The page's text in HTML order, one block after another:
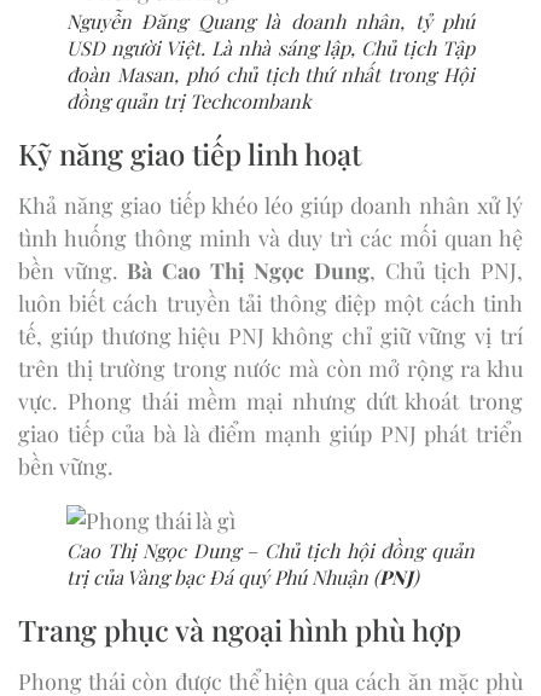
Nguyễn Đăng Quang là doanh nhân, tỷ phú
USD người Việt. Là nhà sáng lập, Chủ tịch Tập
đoàn Masan, phó chủ tịch thứ nhất trong Hội
đồng quản trị Techcombank
Kỹ năng giao tiếp linh hoạt
Khả năng giao tiếp khéo léo giúp doanh nhân xử lý
tình huống thông minh và duy trì các mối quan hệ
bền vững. Bà Cao Thị Ngọc Dung, Chủ tịch PNJ,
luôn biết cách truyền tải thông điệp một cách tinh
tế, giúp thương hiệu PNJ không chỉ giữ vững vị trí
trên thị trường trong nước mà còn mở rộng ra khu
vực. Phong thái mềm mại nhưng dứt khoát trong
giao tiếp của bà là điểm mạnh giúp PNJ phát triển
bền vững.
Cao Thị Ngọc Dung – Chủ tịch hội đồng quản
trị của Vàng bạc Đá quý Phú Nhuận (PNJ)
Trang phục và ngoại hình phù hợp
Phong thái còn được thể hiện qua cách ăn mặc phù